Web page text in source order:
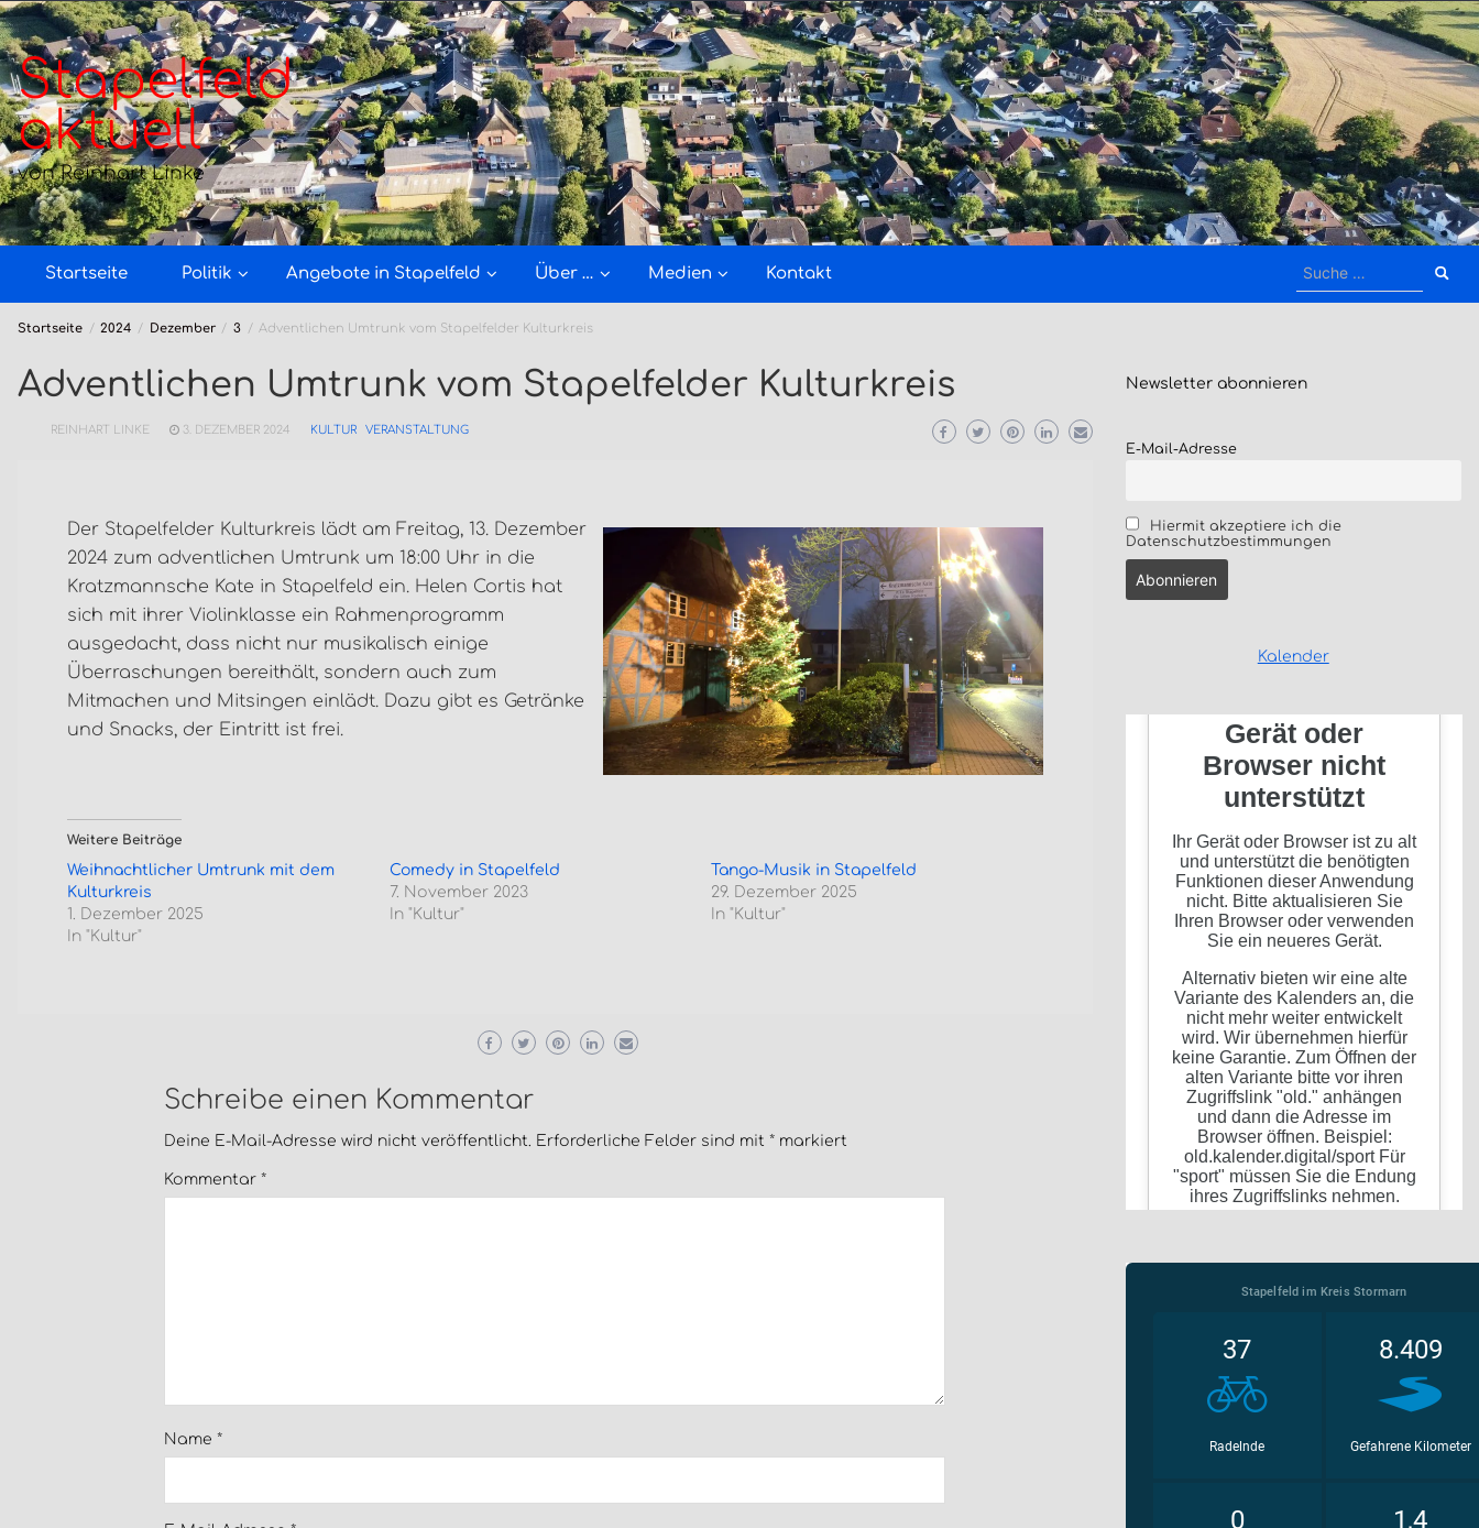
Zum
Inhalt
springen
Stapelfeld
aktuell
von Reinhart Linke
Startseite Politik Angebote in Stapelfeld Über … Medien Kontakt
Suche
Startseite 2024 Dezember 3 Adventlichen Umtrunk vom Stapelfelder Kulturkreis
Adventlichen Umtrunk vom Stapelfelder Kulturkreis
REINHART LINKE 3. DEZEMBER 2024 KULTUR VERANSTALTUNG
Der Stapelfelder Kulturkreis lädt am Freitag, 13. Dezember
2024 zum adventlichen Umtrunk um 18:00 Uhr in die
Kratzmannsche Kate in Stapelfeld ein. Helen Cortis hat
sich mit ihrer Violinklasse ein Rahmenprogramm
ausgedacht, dass nicht nur musikalisch einige
Überraschungen bereithält, sondern auch zum
Mitmachen und Mitsingen einlädt. Dazu gibt es Getränke
und Snacks, der Eintritt ist frei.
Weitere Beiträge
Weihnachtlicher Umtrunk mit dem
Kulturkreis
1. Dezember 2025
In "Kultur"
Comedy in Stapelfeld
7. November 2023
In "Kultur"
Tango-Musik in Stapelfeld
29. Dezember 2025
In "Kultur"
Schreibe einen Kommentar
Deine E-Mail-Adresse wird nicht veröffentlicht. Erforderliche Felder sind mit* markiert
Kommentar*
Name*
Newsletter abonnieren
E-Mail-Adresse
Hiermit akzeptiere ich die
Datenschutzbestimmungen
Kalender